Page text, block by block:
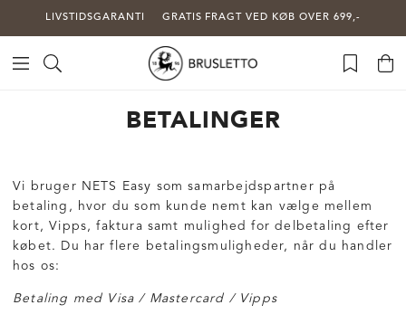
LIVSTIDSGARANTI GRATIS FRAGT VED KØB OVER 699,-
BETALINGER
Vi bruger NETS Easy som samarbejdspartner på
betaling, hvor du som kunde nemt kan vælge mellem
kort, Vipps, faktura samt mulighed for delbetaling efter
købet. Du har flere betalingsmuligheder, når du handler
hos os:
Betaling med Visa / Mastercard / Vipps